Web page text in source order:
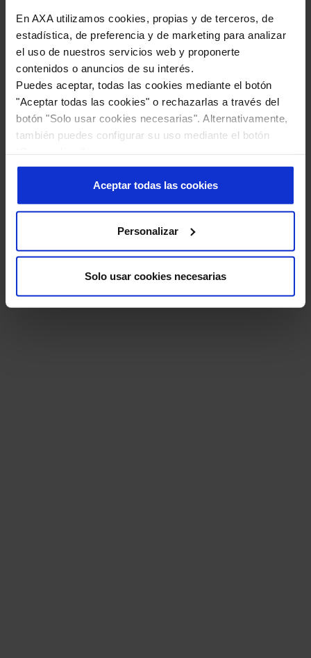
En AXA utilizamos cookies, propias y de terceros, de
estadística, de preferencia y de marketing para analizar
el uso de nuestros servicios web y proponerte
contenidos o anuncios de su interés.
Puedes aceptar, todas las cookies mediante el botón
"Aceptar todas las cookies" o rechazarlas a través del
botón "Solo usar cookies necesarias". Alternativamente,
también puedes configurar su uso mediante el botón
Más información en nuestraPolítica de Cookies.
Aceptar todas las cookies
Personalizar
Solo usar cookies necesarias
Sostenibilidad
materia de Sostenibilidad y
Responsabilidad Corporativa